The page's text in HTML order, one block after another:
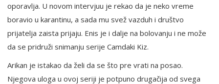
oporavlja. U novom intervjuu je rekao da je neko vreme
boravio u karantinu, a sada mu svež vazduh i društvo
prijatelja zaista prijaju. Enis je i dalje na bolovanju i ne može
da se pridruži snimanju serije Camdaki Kiz.
Arikan je istakao da želi da se što pre vrati na posao.
Njegova uloga u ovoj seriji je potpuno drugačija od svega